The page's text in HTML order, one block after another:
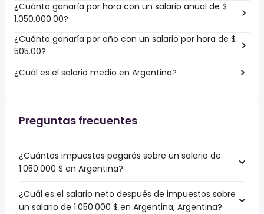
¿Cuánto ganaría por hora con un salario anual de $
1.050.000.00?
¿Cuánto ganaría por año con un salario por hora de $
505.00?
¿Cuál es el salario medio en Argentina?
Preguntas frecuentes
¿Cuántos impuestos pagarás sobre un salario de
1.050.000 $ en Argentina?
¿Cuál es el salario neto después de impuestos sobre
un salario de 1.050.000 $ en Argentina, Argentina?